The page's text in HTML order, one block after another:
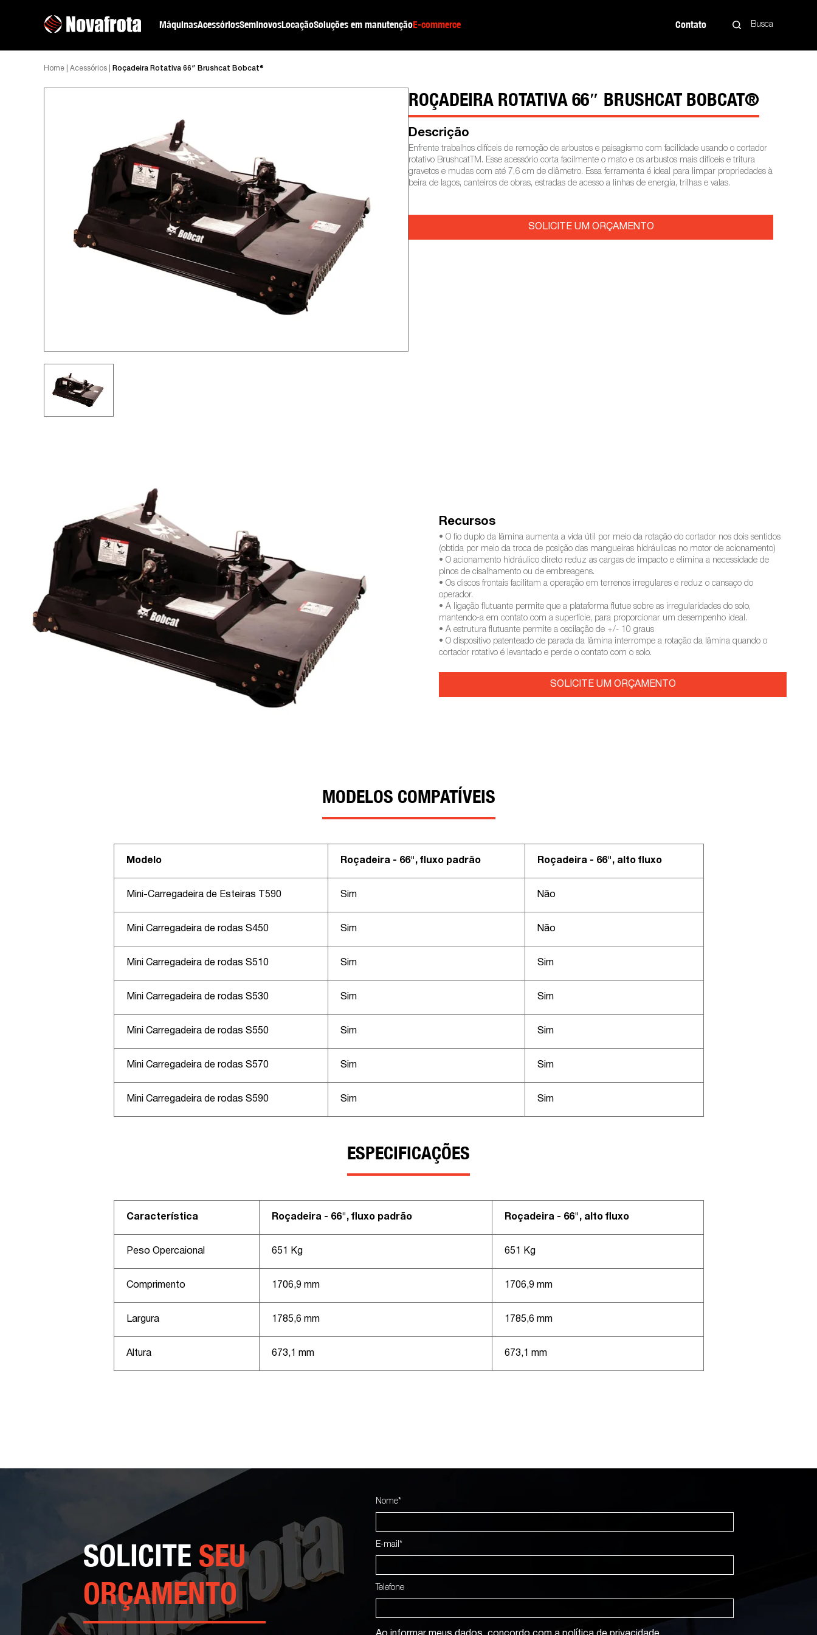
MáquinasAcessóriosSeminovosLocaçãoSoluções em manutençãoE-commerce Contato Busca
Home Acessórios Roçadeira Rotativa 66″ Brushcat Bobcat®
ROÇADEIRA ROTATIVA 66″ BRUSHCAT BOBCAT®
Descrição
Enfrente trabalhos difíceis de remoção de arbustos e paisagismo com facilidade usando o cortador
rotativo BrushcatTM. Esse acessório corta facilmente o mato e os arbustos mais difíceis e tritura
gravetos e mudas com até 7,6 cm de diâmetro. Essa ferramenta é ideal para limpar propriedades à
beira de lagos, canteiros de obras, estradas de acesso a linhas de energia, trilhas e valas.
SOLICITE UM ORÇAMENTO
Recursos
• O fio duplo da lâmina aumenta a vida útil por meio da rotação do cortador nos dois sentidos
(obtida por meio da troca de posição das mangueiras hidráulicas no motor de acionamento)
• O acionamento hidráulico direto reduz as cargas de impacto e elimina a necessidade de
pinos de cisalhamento ou de embreagens.
• Os discos frontais facilitam a operação em terrenos irregulares e reduz o cansaço do
operador.
• A ligação flutuante permite que a plataforma flutue sobre as irregularidades do solo,
mantendo-a em contato com a superfície, para proporcionar um desempenho ideal.
• A estrutura flutuante permite a oscilação de +/- 10 graus
• O dispositivo patenteado de parada da lâmina interrompe a rotação da lâmina quando o
cortador rotativo é levantado e perde o contato com o solo.
SOLICITE UM ORÇAMENTO
MODELOS COMPATÍVEIS
Modelo Roçadeira - 66", fluxo padrão Roçadeira - 66", alto fluxo
Mini-Carregadeira de Esteiras T590 Sim Não
Mini Carregadeira de rodas S450 Sim Não
Mini Carregadeira de rodas S510 Sim Sim
Mini Carregadeira de rodas S530 Sim Sim
Mini Carregadeira de rodas S550 Sim Sim
Mini Carregadeira de rodas S570 Sim Sim
Mini Carregadeira de rodas S590 Sim Sim
ESPECIFICAÇÕES
Característica Roçadeira - 66", fluxo padrão Roçadeira - 66", alto fluxo
Peso Opercaional 651 Kg 651 Kg
Comprimento 1706,9 mm 1706,9 mm
Largura 1785,6 mm 1785,6 mm
Altura 673,1 mm 673,1 mm
SOLICITE SEU
ORÇAMENTO
Nome*
E-mail*
Telefone